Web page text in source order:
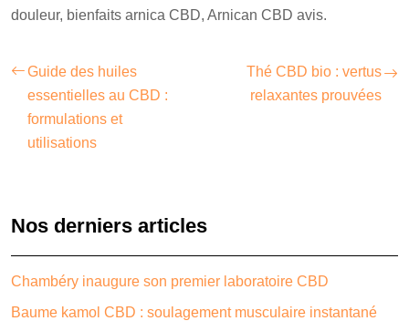
douleur, bienfaits arnica CBD, Arnican CBD avis.
Guide des huiles
essentielles au CBD :
formulations et
utilisations
Thé CBD bio : vertus
relaxantes prouvées
Nos derniers articles
Chambéry inaugure son premier laboratoire CBD
Baume kamol CBD : soulagement musculaire instantané